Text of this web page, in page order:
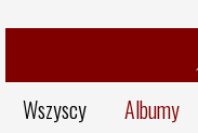
Wszyscy Albumy